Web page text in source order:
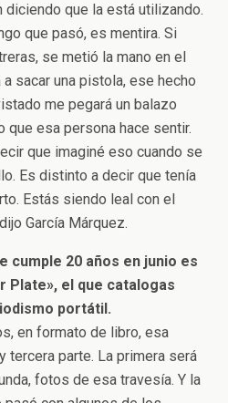
diciendo que la está utilizando.
que pasó, es mentira. Si
se metió la mano en el
sacar una pistola, ese hecho
me pegará un balazo
que esa persona hace sentir.
que imaginé eso cuando se
Es distinto a decir que tenía
Estás siendo leal con el
García Márquez.
cumple 20 años en junio es
Plate», el que catalogas
portátil.
en formato de libro, esa
tercera parte. La primera será
fotos de esa travesía. Y la